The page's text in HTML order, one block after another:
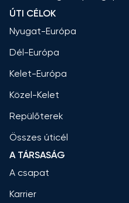
ÚTI CÉLOK
Nyugat-Európa
Dél-Európa
Kelet-Európa
Közel-Kelet
Repülőterek
Összes úticél
A TÁRSASÁG
A csapat
Karrier